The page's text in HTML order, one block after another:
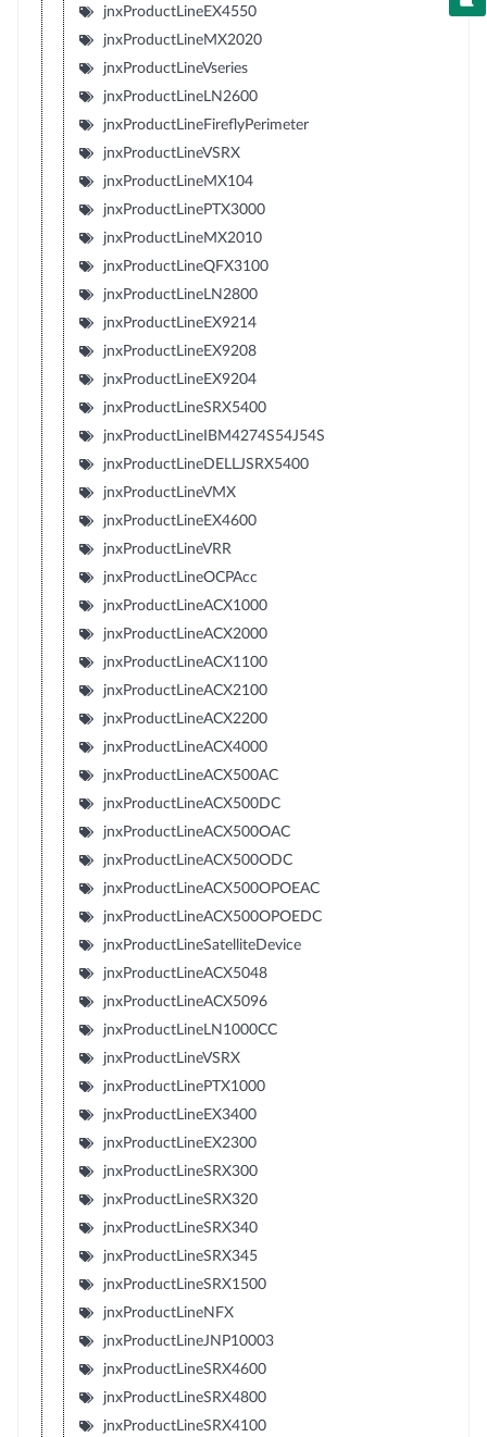
jnxProductLineEX4550
jnxProductLineMX2020
jnxProductLineVseries
jnxProductLineLN2600
jnxProductLineFireflyPerimeter
jnxProductLineVSRX
jnxProductLineMX104
jnxProductLinePTX3000
jnxProductLineMX2010
jnxProductLineQFX3100
jnxProductLineLN2800
jnxProductLineEX9214
jnxProductLineEX9208
jnxProductLineEX9204
jnxProductLineSRX5400
jnxProductLineIBM4274S54J54S
jnxProductLineDELLJSRX5400
jnxProductLineVMX
jnxProductLineEX4600
jnxProductLineVRR
jnxProductLineOCPAcc
jnxProductLineACX1000
jnxProductLineACX2000
jnxProductLineACX1100
jnxProductLineACX2100
jnxProductLineACX2200
jnxProductLineACX4000
jnxProductLineACX500AC
jnxProductLineACX500DC
jnxProductLineACX500OAC
jnxProductLineACX500ODC
jnxProductLineACX500OPOEAC
jnxProductLineACX500OPOEDC
jnxProductLineSatelliteDevice
jnxProductLineACX5048
jnxProductLineACX5096
jnxProductLineLN1000CC
jnxProductLineVSRX
jnxProductLinePTX1000
jnxProductLineEX3400
jnxProductLineEX2300
jnxProductLineSRX300
jnxProductLineSRX320
jnxProductLineSRX340
jnxProductLineSRX345
jnxProductLineSRX1500
jnxProductLineNFX
jnxProductLineJNP10003
jnxProductLineSRX4600
jnxProductLineSRX4800
jnxProductLineSRX4100